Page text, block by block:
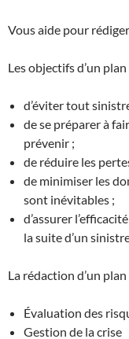
Vous aide pour
Les objectifs d’un
d’éviter tout
de se préparer à
prévenir ;
de réduire les
de minimiser les
sont inévitables ;
d’assurer
la suite d’un
La rédaction d’un
Évaluation des
Gestion de la crise